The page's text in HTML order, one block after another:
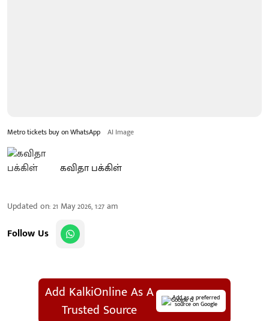
Metro tickets buy on WhatsApp AI Image
கவிதா பக்கிள்
Updated on:21 May 2026, 1:27 am
Follow Us
Add KalkiOnline As A
Trusted Source
Add as a preferred
source on Google